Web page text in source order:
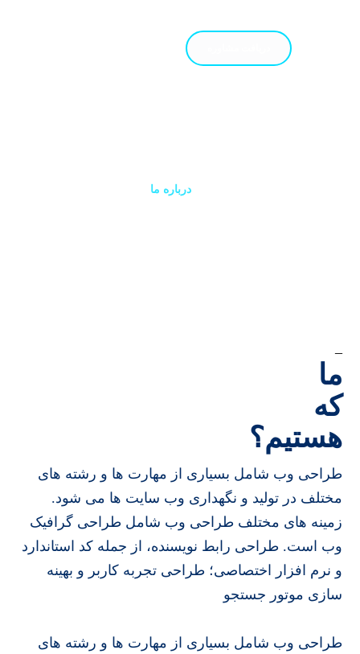
درباره ما
ما
که
هستیم؟
طراحی وب شامل بسیاری از مهارت ها و رشته های
مختلف در تولید و نگهداری وب سایت ها می شود.
زمینه های مختلف طراحی وب شامل طراحی گرافیک
وب است. طراحی رابط نویسنده، از جمله کد استاندارد
و نرم افزار اختصاصی؛ طراحی تجربه کاربر و بهینه
سازی موتور جستجو
طراحی وب شامل بسیاری از مهارت ها و رشته های